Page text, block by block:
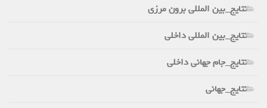
نتایج_بین المللی برون مرزی
نتایج_بین المللی داخلی
نتایج_جام جهانی داخلی
نتایج_جهانی